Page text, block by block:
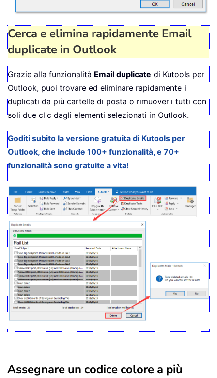
Cerca e elimina rapidamente Email
duplicate in Outlook
Grazie alla funzionalità Email duplicate di Kutools per
Outlook, puoi trovare ed eliminare rapidamente i
duplicati da più cartelle di posta o rimuoverli tutti con
soli due clic dagli elementi selezionati in Outlook.
Goditi subito la versione gratuita di Kutools per
Outlook, che include 100+ funzionalità, e 70+
funzionalità sono gratuite a vita!
Assegnare un codice colore a più